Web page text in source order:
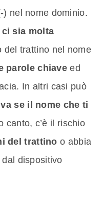
) nel nome dominio.
sia molta
del trattino nel nome
parole chiave ed
In altri casi può
se il nome che ti
canto, c’è il rischio
del trattino o abbia
dispositivo